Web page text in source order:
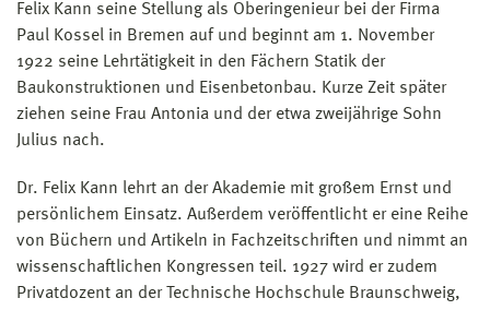
Felix Kann seine Stellung als Oberingenieur bei der Firma
Paul Kossel in Bremen auf und beginnt am 1. November
1922 seine Lehrtätigkeit in den Fächern Statik der
Baukonstruktionen und Eisenbetonbau. Kurze Zeit später
ziehen seine Frau Antonia und der etwa zweijährige Sohn
Julius nach.
Dr. Felix Kann lehrt an der Akademie mit großem Ernst und
persönlichem Einsatz. Außerdem veröffentlicht er eine Reihe
von Büchern und Artikeln in Fachzeitschriften und nimmt an
wissenschaftlichen Kongressen teil. 1927 wird er zudem
Privatdozent an der Technische Hochschule Braunschweig,